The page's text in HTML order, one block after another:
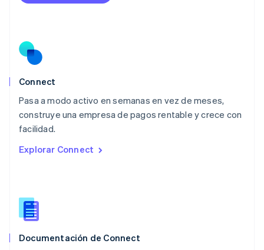
Connect
Pasa a modo activo en semanas en vez de meses,
construye una empresa de pagos rentable y crece con
facilidad.
Explorar Connect
Documentación de Connect
Malasia
México
Español
Noruega
Nueva Zelandia
English
Países Bajos
Polonia
RAE de Hong Kong, China
English
Reino Unido
English